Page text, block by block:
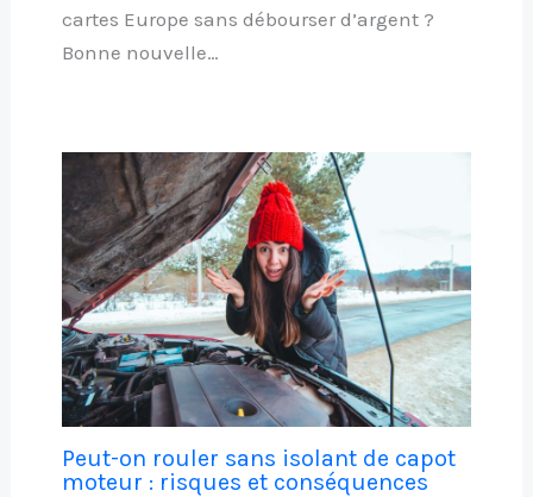
cartes Europe sans débourser d’argent ?
Bonne nouvelle…
Peut-on rouler sans isolant de capot
moteur : risques et conséquences